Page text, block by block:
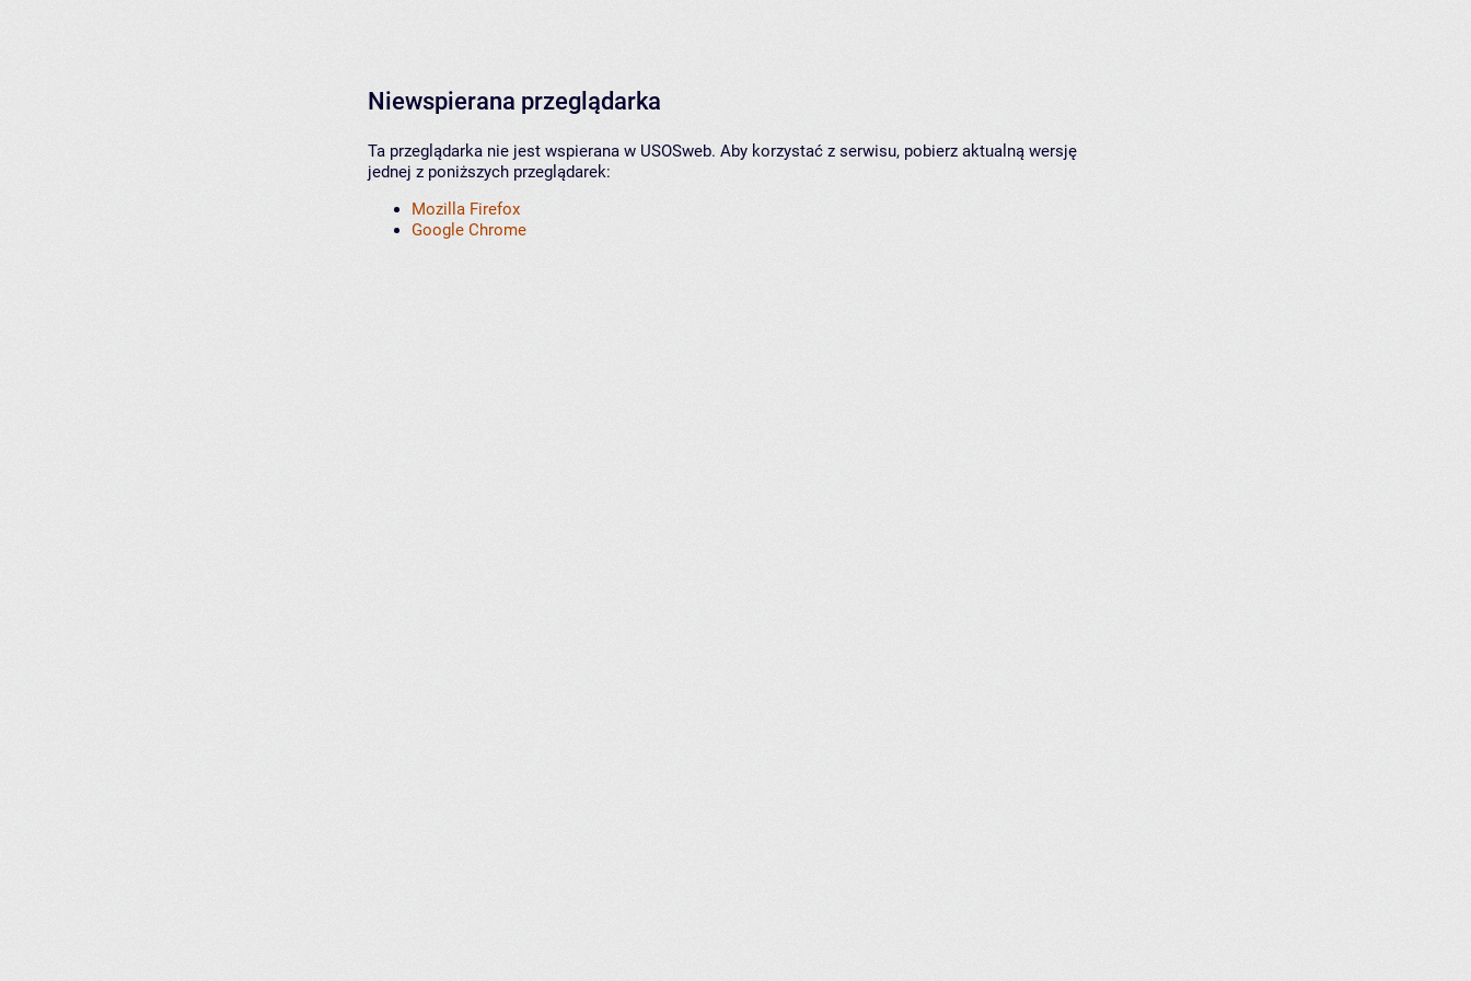
Niewspierana przeglądarka
Ta przeglądarka nie jest wspierana w USOSweb. Aby korzystać z serwisu, pobierz aktualną wersję
jednej z poniższych przeglądarek:
Mozilla Firefox
Google Chrome